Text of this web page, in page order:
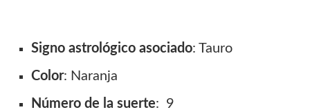
Signo astrológico asociado: Tauro
Color: Naranja
Número de la suerte: 9